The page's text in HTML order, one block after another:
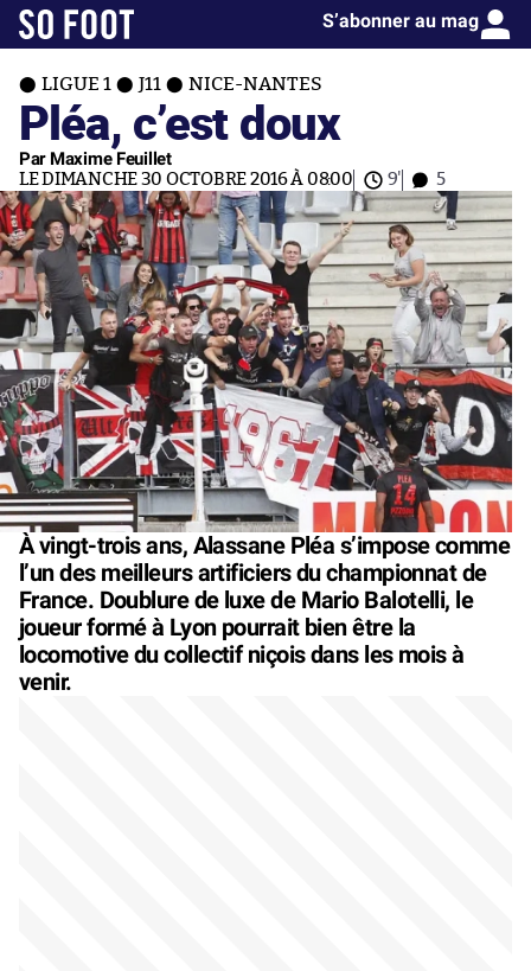
S’abonner au mag
LIGUE 1 J11 NICE-NANTES
Pléa, c’est doux
Par Maxime Feuillet
LE DIMANCHE 30 OCTOBRE 2016 À 08:00 9' 5
À vingt-trois ans, Alassane Pléa s’impose comme
l’un des meilleurs artificiers du championnat de
France. Doublure de luxe de Mario Balotelli, le
joueur formé à Lyon pourrait bien être la
locomotive du collectif niçois dans les mois à
venir.